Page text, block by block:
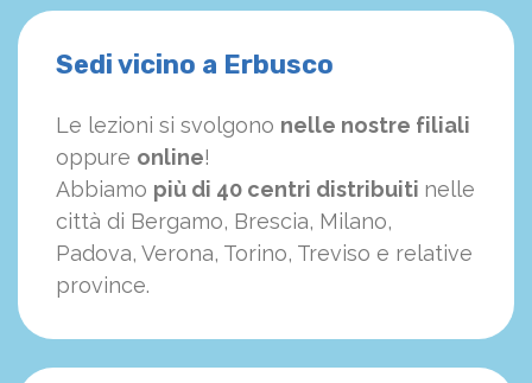
Sedi vicino a Erbusco
Le lezioni si svolgono nelle nostre filiali
oppure online!
Abbiamo più di 40 centri distribuiti nelle
città di Bergamo, Brescia, Milano,
Padova, Verona, Torino, Treviso e relative
province.